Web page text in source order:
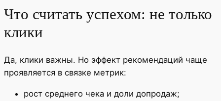
Что считать успехом: не только
клики
Да, клики важны. Но эффект рекомендаций чаще
проявляется в связке метрик:
рост среднего чека и доли допродаж;